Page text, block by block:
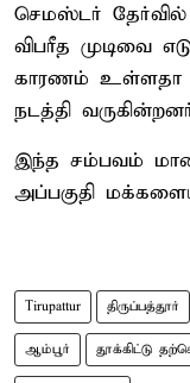
செமஸ்டர்
விபரீத முடிவை
காரணம் உள்ளதா
நடத்தி
இந்த சம்பவம்
அப்பகுதி
Tirupattur திருப்பத்தூர்
ஆம்பூர் தூக்கிட்டு